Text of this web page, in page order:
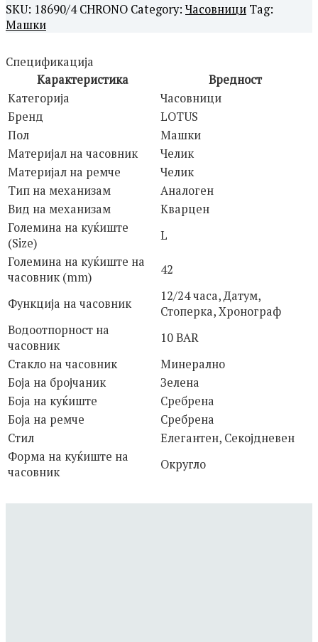
SKU: 18690/4 CHRONO Category: Часовници Tag:
Машки
Спецификација
Карактеристика
Вредност
Категорија
Часовници
Бренд
LOTUS
Пол
Машки
Материјал на часовник
Челик
Материјал на ремче
Челик
Тип на механизам
Аналоген
Вид на механизам
Кварцен
Големина на куќиште
(Size)
L
Големина на куќиште на
часовник (mm)
42
Функција на часовник
12/24 часа, Датум,
Стоперка, Хронограф
Водоотпорност на
часовник
10 BAR
Стакло на часовник
Минерално
Боја на бројчаник
Зелена
Боја на куќиште
Сребрена
Боја на ремче
Сребрена
Стил
Елегантен, Секојдневен
Форма на куќиште на
часовник
Округло